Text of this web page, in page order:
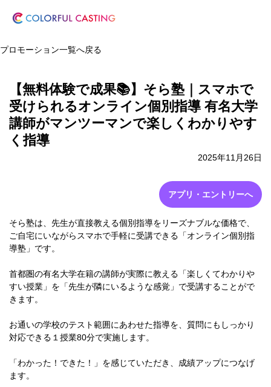
プロモーション一覧へ戻る
【無料体験で成果📚】そら塾｜スマホで
受けられるオンライン個別指導 有名大学
講師がマンツーマンで楽しくわかりやす
く指導
2025年11月26日
アプリ・エントリーへ
そら塾は、先生が直接教える個別指導をリーズナブルな価格で、
ご自宅にいながらスマホで手軽に受講できる「オンライン個別指
導塾」です。
首都圏の有名大学在籍の講師が実際に教える「楽しくてわかりや
すい授業」を「先生が隣にいるような感覚」で受講することがで
きます。
お通いの学校のテスト範囲にあわせた指導を、質問にもしっかり
対応できる１授業80分で実施します。
「わかった！できた！」を感じていただき、成績アップにつなげ
ます。